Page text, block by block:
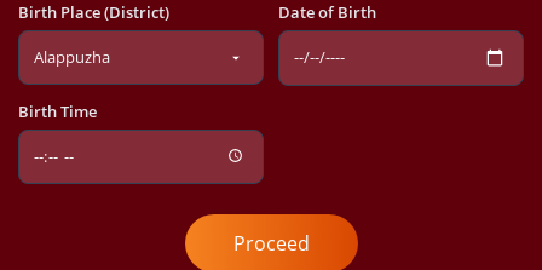
Birth Place (District) Date of Birth
Birth Time
Proceed